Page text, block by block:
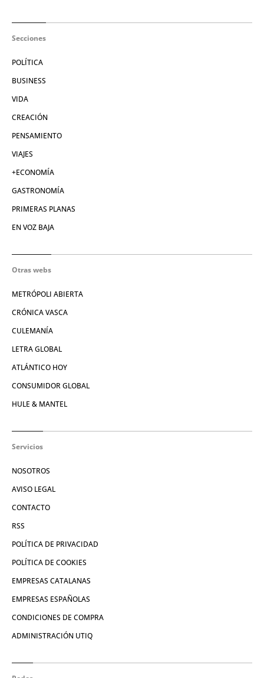
Secciones
POLÍTICA
BUSINESS
VIDA
CREACIÓN
PENSAMIENTO
VIAJES
+ECONOMÍA
GASTRONOMÍA
PRIMERAS PLANAS
EN VOZ BAJA
Otras webs
METRÓPOLI ABIERTA
CRÓNICA VASCA
CULEMANÍA
LETRA GLOBAL
ATLÁNTICO HOY
CONSUMIDOR GLOBAL
HULE & MANTEL
Servicios
NOSOTROS
AVISO LEGAL
CONTACTO
RSS
POLÍTICA DE PRIVACIDAD
POLÍTICA DE COOKIES
EMPRESAS CATALANAS
EMPRESAS ESPAÑOLAS
CONDICIONES DE COMPRA
ADMINISTRACIÓN UTIQ